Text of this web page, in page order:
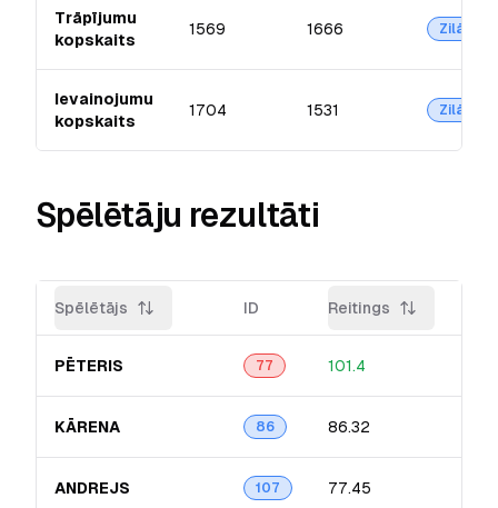
Trāpījumu
kopskaits
1569 1666 Zilā
Ievainojumu
kopskaits
1704 1531 Zilā
Spēlētāju rezultāti
Spēlētājs ID Reitings
PĒTERIS 77 101.4
KĀRENA 86 86.32
ANDREJS 107 77.45